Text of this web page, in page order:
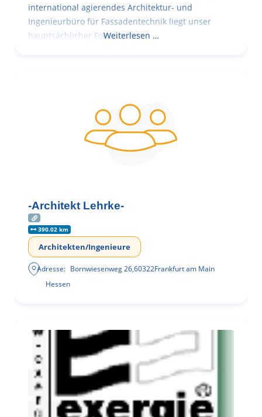
international agierendes Architektur- und
Ingenieurbüro für Fassadentechnik liegt unser
hauptsächlicher Fokus in der
Weiterlesen …
-Architekt Lehrke-
390.02 km
Architekten/Ingenieure
Adresse: Bornwiesenweg 26,60322Frankfurt am Main
Hessen